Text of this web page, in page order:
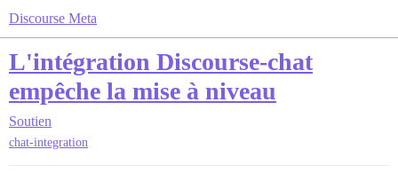
Discourse Meta
L'intégration Discourse-chat
empêche la mise à niveau
Soutien
chat-integration